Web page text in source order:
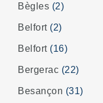
Bègles (2)
Belfort (2)
Belfort (16)
Bergerac (22)
Besançon (31)